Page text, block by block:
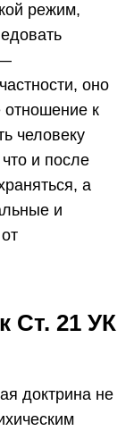
режим,
оно
отношение к
человеку
и после
а
и
Ст. 21 УК
доктрина не